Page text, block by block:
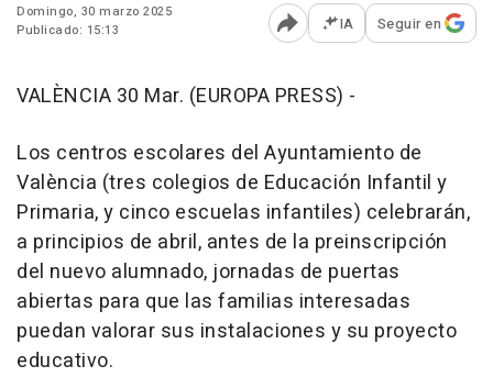
Domingo, 30 marzo 2025
Publicado: 15:13
Abrir opciones para
IA Seguir en
VALÈNCIA 30 Mar. (EUROPA PRESS) -
Los centros escolares del Ayuntamiento de
València (tres colegios de Educación Infantil y
Primaria, y cinco escuelas infantiles) celebrarán,
a principios de abril, antes de la preinscripción
del nuevo alumnado, jornadas de puertas
abiertas para que las familias interesadas
puedan valorar sus instalaciones y su proyecto
educativo.